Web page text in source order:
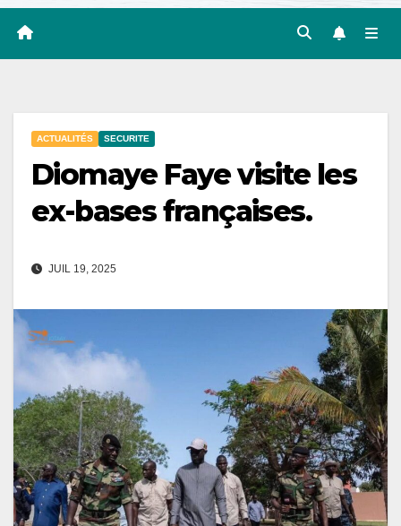
ACTUALITÉS SECURITE
Diomaye Faye visite les
ex-bases françaises.
JUIL 19, 2025